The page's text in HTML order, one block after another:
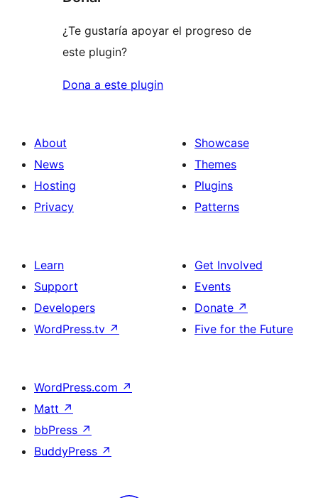
¿Te gustaría apoyar el progreso de
este plugin?
Dona a este plugin
About
News
Hosting
Privacy
Showcase
Themes
Plugins
Patterns
Learn
Support
Developers
WordPress.tv ↗
Get Involved
Events
Donate ↗
Five for the Future
WordPress.com ↗
Matt ↗
bbPress ↗
BuddyPress ↗